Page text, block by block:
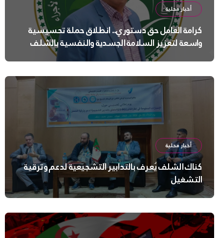
أخبار محلية
كرامة العامل حق دستوري.. انطلاق حملة تحسيسية
واسعة لتعزيز السلامة الجسدية والنفسية بالشلف
أخبار محلية
كناك الشلف يُعرف بالتدابير التشجيعية لدعم وترقية
التشغيل